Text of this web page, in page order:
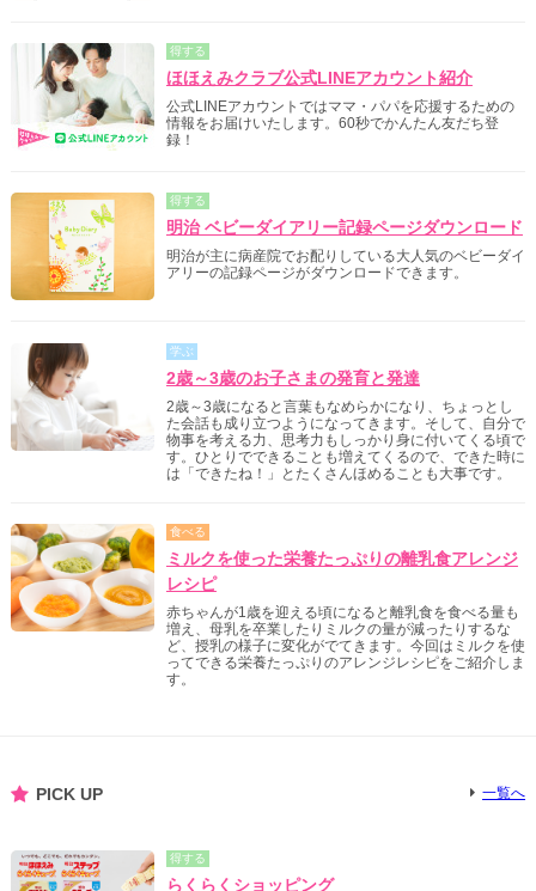
得する
ほほえみクラブ公式LINEアカウント紹介
公式LINEアカウントではママ・パパを応援するための
情報をお届けいたします。60秒でかんたん友だち登
録！
得する
明治 ベビーダイアリー記録ページダウンロード
明治が主に病産院でお配りしている大人気のベビーダイ
アリーの記録ページがダウンロードできます。
学ぶ
2歳～3歳のお子さまの発育と発達
2歳～3歳になると言葉もなめらかになり、ちょっとし
た会話も成り立つようになってきます。そして、自分で
物事を考える力、思考力もしっかり身に付いてくる頃で
す。ひとりでできることも増えてくるので、できた時に
は「できたね！」とたくさんほめることも大事です。
食べる
ミルクを使った栄養たっぷりの離乳食アレンジ
レシピ
赤ちゃんが1歳を迎える頃になると離乳食を食べる量も
増え、母乳を卒業したりミルクの量が減ったりするな
ど、授乳の様子に変化がでてきます。今回はミルクを使
ってできる栄養たっぷりのアレンジレシピをご紹介しま
す。
PICK UP 一覧へ
得する
らくらくショッピング